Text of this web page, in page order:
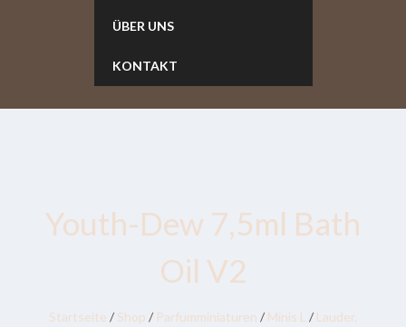
ÜBER UNS
KONTAKT
Youth-Dew 7,5ml Bath
Oil V2
Startseite / Shop / Parfumminiaturen / Minis L / Lauder,